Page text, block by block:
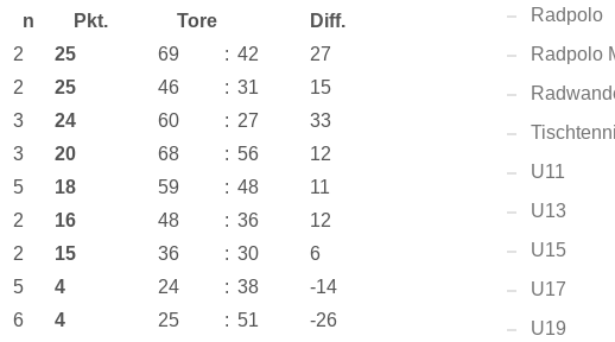
n Pkt. Tore
Diff.
2 25 69 : 42
27
2 25 46 : 31
15
3 24 60 : 27
33
3 20 68 : 56
12
5 18 59 : 48
11
2 16 48 : 36
12
2 15 36 : 30
6
5 4 24 : 38
-14
6 4 25 : 51
-26
Radpolo
Radpolo
U11
U13
U15
U17
U19